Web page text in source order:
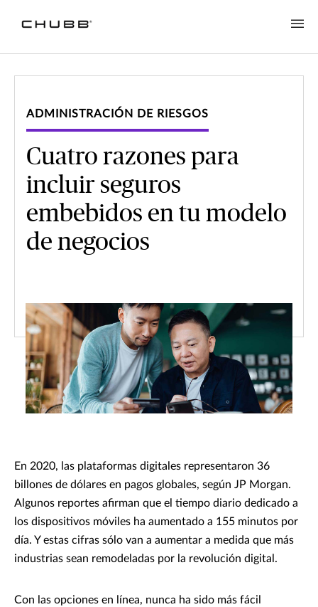
ADMINISTRACIÓN DE RIESGOS
Cuatro razones para
incluir seguros
embebidos en tu modelo
de negocios
En 2020, las plataformas digitales representaron 36
billones de dólares en pagos globales, según JP Morgan.
Algunos reportes afirman que el tiempo diario dedicado a
los dispositivos móviles ha aumentado a 155 minutos por
día. Y estas cifras sólo van a aumentar a medida que más
industrias sean remodeladas por la revolución digital.
Con las opciones en línea, nunca ha sido más fácil